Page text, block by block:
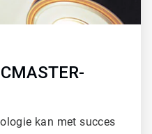
kan met succes